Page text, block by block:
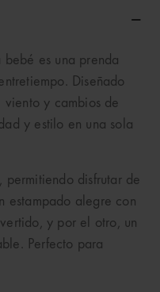
bebé es una prenda
Diseñado
y cambios de
y estilo en una sola
permitiendo disfrutar de
estampado alegre con
y por el otro, un
Perfecto para